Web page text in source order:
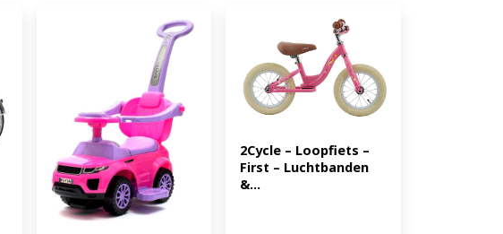
2Cycle – Loopfiets –
First – Luchtbanden
&...